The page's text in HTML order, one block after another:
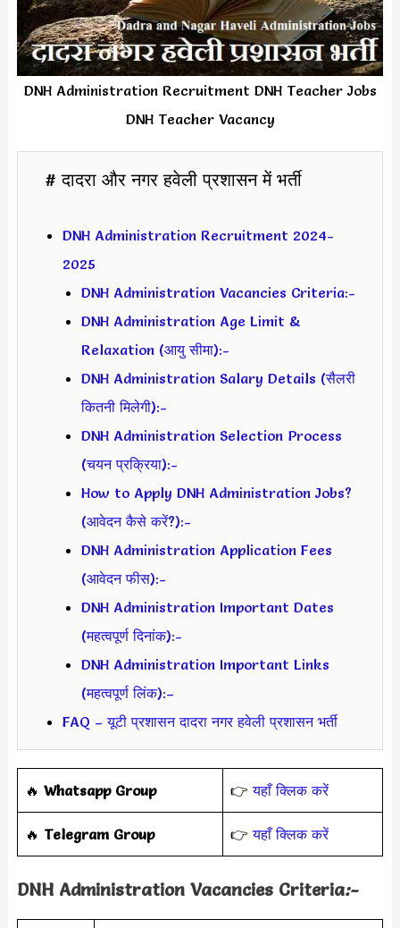
DNH Administration Recruitment DNH Teacher Jobs
DNH Teacher Vacancy
# दादरा और नगर हवेली प्रशासन में भर्ती
DNH Administration Recruitment 2024-
2025
DNH Administration Vacancies Criteria:-
DNH Administration Age Limit &
Relaxation (आयु सीमा):-
DNH Administration Salary Details (सैलरी
कितनी मिलेगी):-
DNH Administration Selection Process
(चयन प्रक्रिया):-
How to Apply DNH Administration Jobs?
(आवेदन कैसे करें?):-
DNH Administration Application Fees
(आवेदन फीस):-
DNH Administration Important Dates
(महत्वपूर्ण दिनांक):-
DNH Administration Important Links
(महत्वपूर्ण लिंक):–
FAQ – यूटी प्रशासन दादरा नगर हवेली प्रशासन भर्ती
‎️‍🔥 Whatsapp Group 👉यहाँ क्लिक करें
‎️‍🔥 Telegram Group 👉यहाँ क्लिक करें
DNH Administration Vacancies Criteria:-